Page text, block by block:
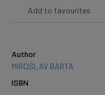
Add to favourites
Author
MIROSLAV BÁRTA
ISBN